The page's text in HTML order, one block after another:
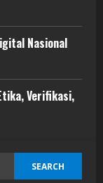
Nasional
Verifikasi,